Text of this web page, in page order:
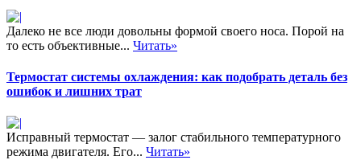
Далеко не все люди довольны формой своего носа. Порой на
то есть объективные... Читать»
Термостат системы охлаждения: как подобрать деталь без
ошибок и лишних трат
Исправный термостат — залог стабильного температурного
режима двигателя. Его... Читать»